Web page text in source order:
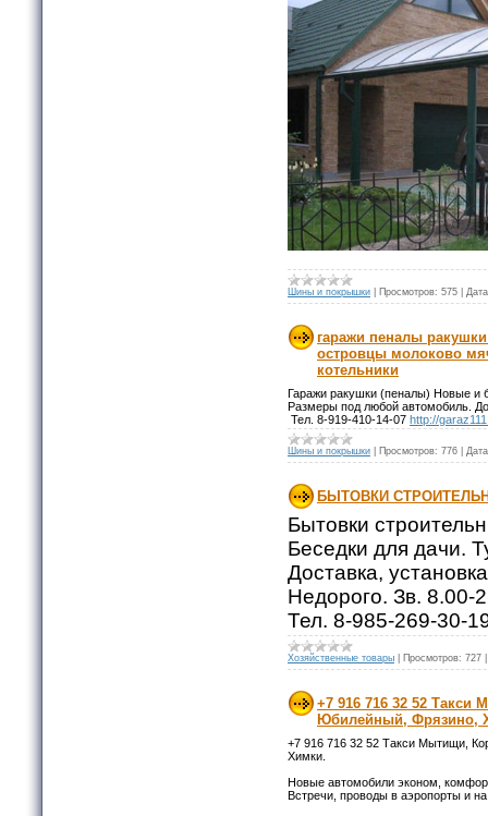
Шины и покрышки Просмотров: 575
гаражи пеналы
островцы молоково
котельники
Гаражи ракушки (пеналы) Новые и
Размеры под любой автомобиль.
Тел. 8-919-410-14-07 http://
Шины и покрышки Просмотров: 776
БЫТОВКИ
Бытовки
Беседки для дачи.
Доставка,
Недорого. Зв. 8.00-
Тел. 8-985-269-30-
Хозяйственные товары Просмотров: 727
+7 916 716 32 52
Юбилейный, Фрязино,
+7 916 716 32 52 Такси Мытищи,
Химки.
Новые автомобили эконом,
Встречи, проводы в аэропорты и